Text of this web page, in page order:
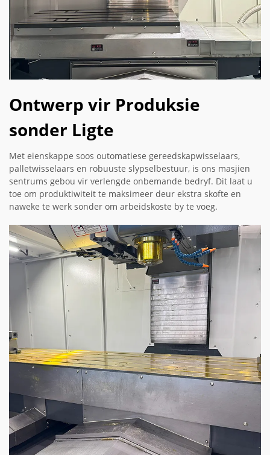
Ontwerp vir Produksie
sonder Ligte
Met eienskappe soos outomatiese gereedskapwisselaars,
palletwisselaars en robuuste slypselbestuur, is ons masjien
sentrums gebou vir verlengde onbemande bedryf. Dit laat u
toe om produktiwiteit te maksimeer deur ekstra skofte en
naweke te werk sonder om arbeidskoste by te voeg.